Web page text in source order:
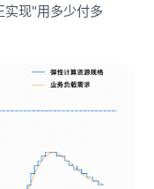
实现"用多少付多